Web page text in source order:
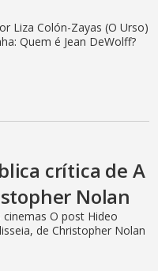
Liza Colón-Zayas (O Urso)
Quem é Jean DeWolff?
crítica de A
Nolan
O post Hideo
de Christopher Nolan